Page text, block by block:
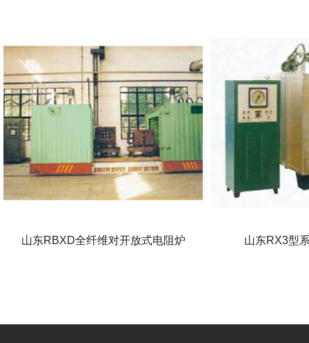
山东RBXD全纤维对开放式电阻炉 山东RX3型